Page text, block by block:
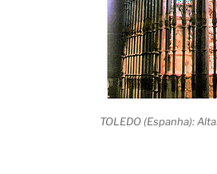
TOLEDO (Espanha):